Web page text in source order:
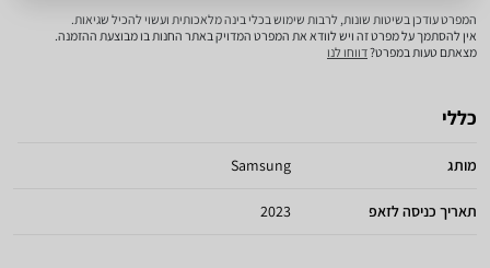
המפרט עודכן בשיטות שונות, לרבות שימוש בכלי בינה מלאכותית ועשוי להכיל שגיאות.
אין להסתמך על מפרט זה ויש לוודא את המפרט המדויק באתר החנות בו מבוצעת ההזמנה.
מצאתם טעות במפרט?דווחו לנו
כללי
מותג Samsung
תאריך כניסה לזאפ 2023